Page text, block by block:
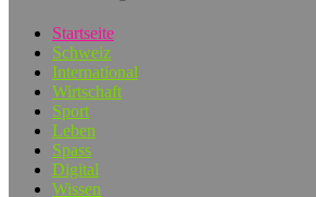
Startseite
Schweiz
International
Wirtschaft
Sport
Leben
Spass
Digital
Wissen